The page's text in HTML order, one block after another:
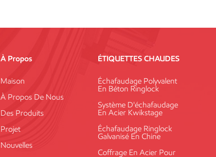
À Propos
Maison
À Propos De Nous
Des Produits
Projet
Nouvelles
ÉTIQUETTES CHAUDES
Échafaudage Polyvalent
En Béton Ringlock
Système D'échafaudage
En Acier Kwikstage
Échafaudage Ringlock
Galvanisé En Chine
Coffrage En Acier Pour